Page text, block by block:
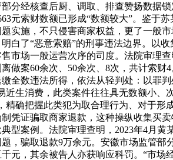
分经核查后厨、调取、排查赞扬数据
元索财数额已形成“数额较大”。鉴于
实施，不只侵害商家权益，更了一般
白了“恶意索赔”的刑事违法边界。以
市场一般运营次序的司度。法院审理
做案60余次、50余次、8次，共计索
全数违法所得，依法从轻判处：以罪
生消费，此类案件往往具无数额小
确把握此类犯为取合理行为、对于形
凭证骗取商家退款，这种操纵收集买
型案例。法院审理查明，2023年4月
，骗取退款9万余元。安徽市场监管
元，其余被告人亦获响应科罚。“市